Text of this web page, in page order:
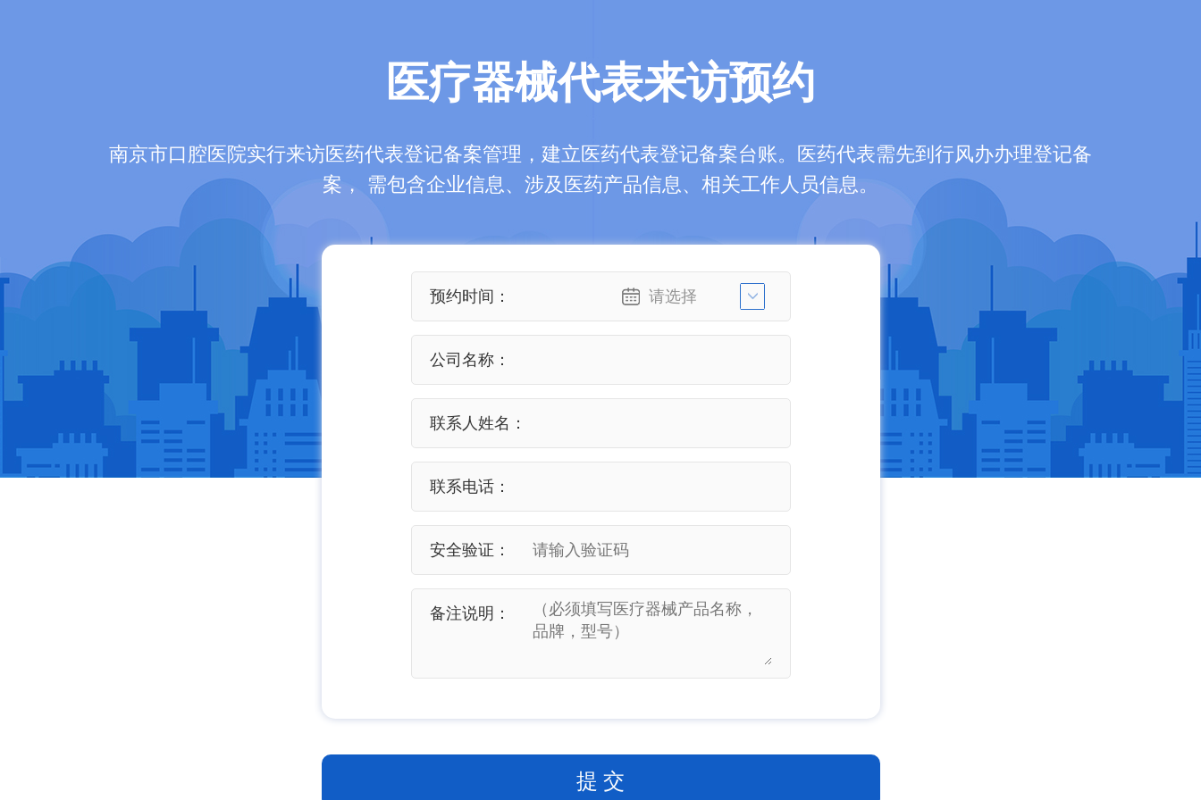
医疗器械代表来访预约
南京市口腔医院实行来访医药代表登记备案管理，建立医药代表登记备案台账。医药代表需先到行风办办理登记备
案， 需包含企业信息、涉及医药产品信息、相关工作人员信息。
预约时间：
公司名称：
联系人姓名：
联系电话：
安全验证：
备注说明：
提 交